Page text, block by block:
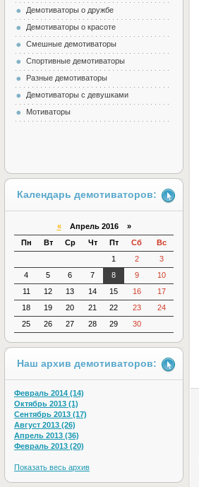
Демотиваторы о дружбе
Демотиваторы о красоте
Смешные демотиваторы
Спортивные демотиваторы
Разные демотиваторы
Демотиваторы с девушками
Мотиваторы
Календарь демотиваторов:
«Апрель 2016 »
Пн
Вт Ср Чт Пт Сб
Вс
1
2
3
4
5 6 7 8 9
10
11
12 13 14 15 16
17
18
19 20 21 22 23
24
25
26 27 28 29 30
Наш архив демотиваторов:
Февраль 2014 (14)
Октябрь 2013 (1)
Сентябрь 2013 (17)
Август 2013 (26)
Апрель 2013 (36)
Февраль 2013 (20)
Показать весь архив